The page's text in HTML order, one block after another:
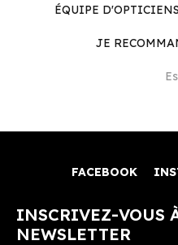
ÉQUIPE
JE
FACEBOOK
INSCRIVEZ-VOUS
NEWSLETTER